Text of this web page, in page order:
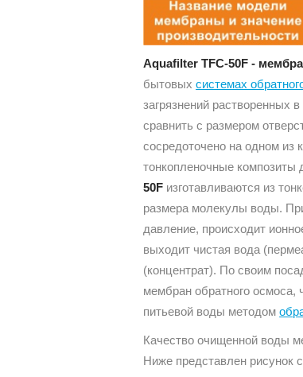
Aquafilter TFC-50F -
бытовыхсистемах
загрязнений растворенных
сравнить с размером
сосредоточено на одном
тонкопленочные композиты
50F изготавливаются из
размера молекулы воды.
давление, происходит
выходит чистая вода
(концентрат). По своим
мембран обратного осмоса,
питьевой воды методом
Качество очищенной воды
Ниже представлен рисунок